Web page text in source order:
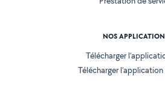
NOS
Télécharger
Télécharger